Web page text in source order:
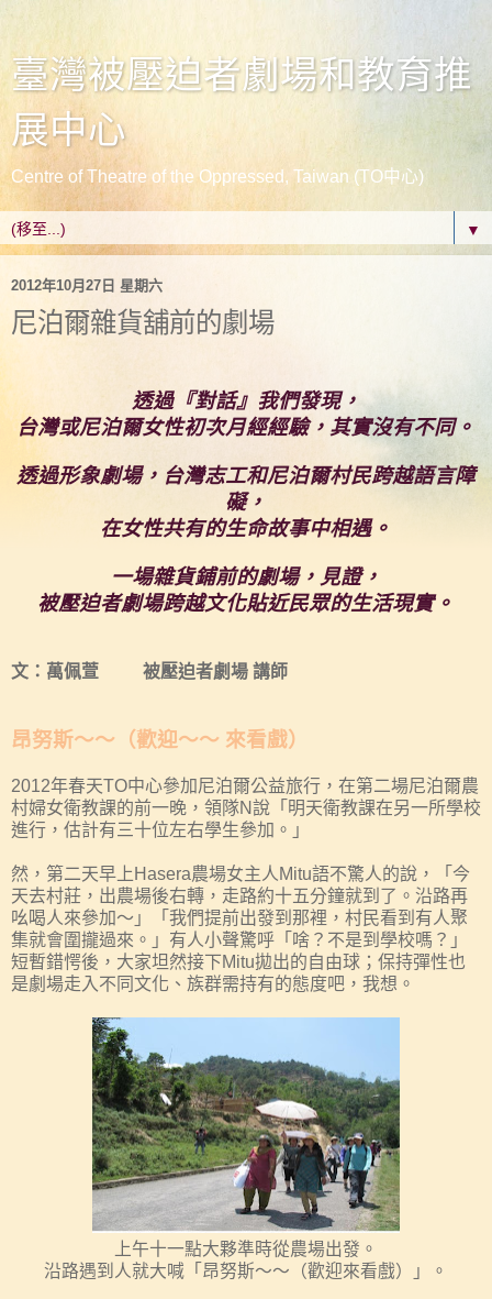
臺灣被壓迫者劇場和教育推
展中心
Centre of Theatre of the Oppressed, Taiwan (TO中心)
▼
2012年10月27日 星期六
尼泊爾雜貨舖前的劇場
透過『對話』我們發現，
台灣或尼泊爾女性初次月經經驗，其實沒有不同。
透過形象劇場，台灣志工和尼泊爾村民跨越語言障
礙，
在女性共有的生命故事中相遇。
一場雜貨鋪前的劇場，見證，
被壓迫者劇場跨越文化貼近民眾的生活現實。
文：萬佩萱 被壓迫者劇場 講師
昂努斯～～（歡迎～～ 來看戲）
2012年春天TO中心參加尼泊爾公益旅行，在第二場尼泊爾農
村婦女衛教課的前一晚，領隊N說「明天衛教課在另一所學校
進行，估計有三十位左右學生參加。」
然，第二天早上 Hasera農場女主人 Mitu語不驚人的說，「今
天去村莊，出農場後右轉，走路約十五分鐘就到了。沿路再
吆喝人來參加～」「我們提前出發到那裡，村民看到有人聚
集就會圍攏過來。」有人小聲驚呼「啥？不是到學校嗎？」
短暫錯愕後，大家坦然接下Mitu拋出的自由球；保持彈性也
是劇場走入不同文化、族群需持有的態度吧，我想。
上午十一點大夥準時從農場出發。
沿路遇到人就大喊「昂努斯～～（歡迎來看戲）」。